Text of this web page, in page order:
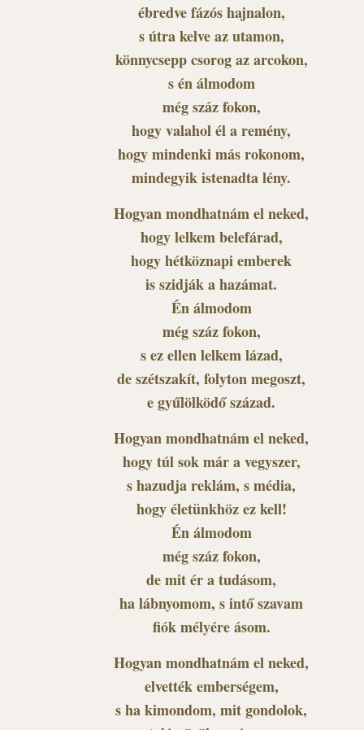
ébredve fázós hajnalon,
s útra kelve az utamon,
könnycsepp csorog az arcokon,
s én álmodom
még száz fokon,
hogy valahol él a remény,
hogy mindenki más rokonom,
mindegyik istenadta lény.
Hogyan mondhatnám el neked,
hogy lelkem belefárad,
hogy hétköznapi emberek
is szidják a hazámat.
Én álmodom
még száz fokon,
s ez ellen lelkem lázad,
de szétszakít, folyton megoszt,
e gyűlölködő század.
Hogyan mondhatnám el neked,
hogy túl sok már a vegyszer,
s hazudja reklám, s média,
hogy életünkhöz ez kell!
Én álmodom
még száz fokon,
de mit ér a tudásom,
ha lábnyomom, s intő szavam
fiók mélyére ásom.
Hogyan mondhatnám el neked,
elvették emberségem,
s ha kimondom, mit gondolok,